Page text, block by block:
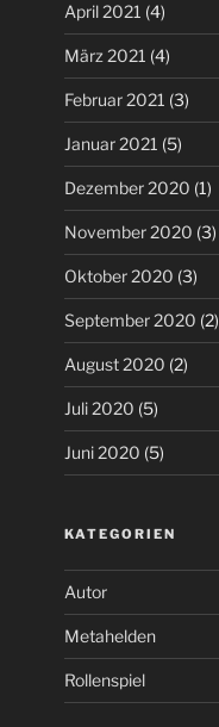
April 2021 (4)
März 2021 (4)
Februar 2021 (3)
Januar 2021 (5)
Dezember 2020 (1)
November 2020 (3)
Oktober 2020 (3)
September 2020 (2)
August 2020 (2)
Juli 2020 (5)
Juni 2020 (5)
KATEGORIEN
Autor
Metahelden
Rollenspiel